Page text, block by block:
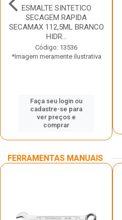
ESMALTE SINTETICO
SECAGEM RAPIDA
SECAMAX 112,5ML BRANCO
HIDR...
Código: 13536
*Imagem meramente ilustrativa
Faça seu login ou
cadastre-se para
ver preços e
comprar
FERRAMENTAS MANUAIS